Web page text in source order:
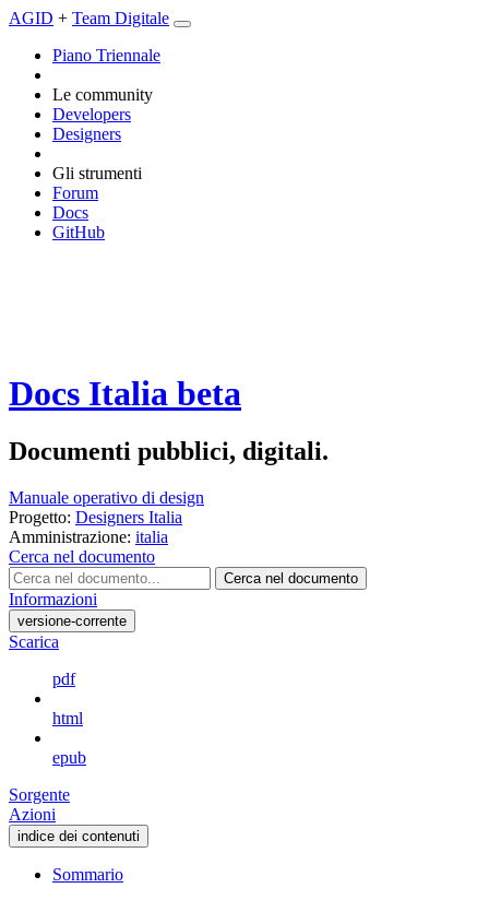
AGID + Team Digitale
Piano Triennale
Le community
Developers
Designers
Gli strumenti
Forum
Docs
GitHub
Docs Italia beta
Documenti pubblici, digitali.
Manuale operativo di design
Progetto: Designers Italia
Amministrazione: italia
Cerca nel documento
Cerca nel documento
Informazioni
versione-corrente
Scarica
pdf
html
epub
Sorgente
Azioni
indice dei contenuti
Sommario